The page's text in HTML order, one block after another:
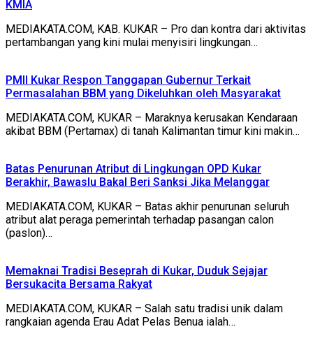
KMIA
MEDIAKATA.COM, KAB. KUKAR – Pro dan kontra dari aktivitas
pertambangan yang kini mulai menyisiri lingkungan…
PMII Kukar Respon Tanggapan Gubernur Terkait
Permasalahan BBM yang Dikeluhkan oleh Masyarakat
MEDIAKATA.COM, KUKAR – Maraknya kerusakan Kendaraan
akibat BBM (Pertamax) di tanah Kalimantan timur kini makin…
Batas Penurunan Atribut di Lingkungan OPD Kukar
Berakhir, Bawaslu Bakal Beri Sanksi Jika Melanggar
MEDIAKATA.COM, KUKAR – Batas akhir penurunan seluruh
atribut alat peraga pemerintah terhadap pasangan calon
(paslon)…
Memaknai Tradisi Beseprah di Kukar, Duduk Sejajar
Bersukacita Bersama Rakyat
MEDIAKATA.COM, KUKAR – Salah satu tradisi unik dalam
rangkaian agenda Erau Adat Pelas Benua ialah…